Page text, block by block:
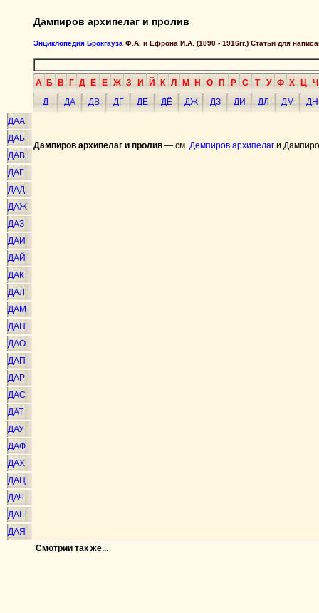
Дампиров архипелаг и пролив
Энциклопедия Брокгауза Ф.А. и Ефрона И.А. (1890 - 1916гг.) Статьи для
А Б В Г Д Е Ё Ж З И Й К Л М Н О П Р С Т У Ф Х Ц Ч
Д
ДА ДВ ДГ ДЕ ДЁ ДЖ ДЗ ДИ ДЛ ДМ
ДН
ДАА
ДАБ
ДАВ
ДАГ
ДАД
ДАЖ
ДАЗ
ДАИ
ДАЙ
ДАК
ДАЛ
ДАМ
ДАН
ДАО
ДАП
ДАР
ДАС
ДАТ
ДАУ
ДАФ
ДАХ
ДАЦ
ДАЧ
ДАШ
ДАЯ
Дампиров архипелаг и пролив — см. Демпиров архипелаг и
Смотрии так же...